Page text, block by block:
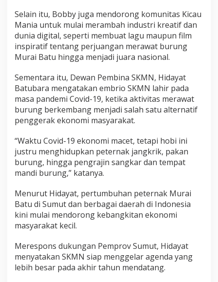
Selain itu, Bobby juga mendorong komunitas Kicau
Mania untuk mulai merambah industri kreatif dan
dunia digital, seperti membuat lagu maupun film
inspiratif tentang perjuangan merawat burung
Murai Batu hingga menjadi juara nasional.
Sementara itu, Dewan Pembina SKMN, Hidayat
Batubara mengatakan embrio SKMN lahir pada
masa pandemi Covid-19, ketika aktivitas merawat
burung berkembang menjadi salah satu alternatif
penggerak ekonomi masyarakat.
“Waktu Covid-19 ekonomi macet, tetapi hobi ini
justru menghidupkan peternak jangkrik, pakan
burung, hingga pengrajin sangkar dan tempat
mandi burung,” katanya.
Menurut Hidayat, pertumbuhan peternak Murai
Batu di Sumut dan berbagai daerah di Indonesia
kini mulai mendorong kebangkitan ekonomi
masyarakat kecil.
Merespons dukungan Pemprov Sumut, Hidayat
menyatakan SKMN siap menggelar agenda yang
lebih besar pada akhir tahun mendatang.